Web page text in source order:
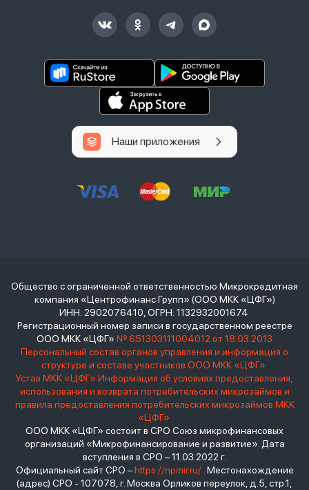
Наши приложения
Общество с ограниченной ответственностью Микрокредитная
компания «Центрофинанс Групп» (ООО МКК «ЦФГ»)
ИНН: 2902076410, ОГРН: 1132932001674
Регистрационный номер записи в государственном реестре
ООО МКК «ЦФГ» № 651303111004012 от 18.03.2013
Персональный состав органов управления и информация о
структуре и составе участников ООО МКК «ЦФГ»
Устав МКК «ЦФГ» Информация об условиях предоставления,
использования и возврата потребительских микрозаймов и
правила предоставления потребительских микрозаймов МКК
«ЦФГ»
ООО МКК «ЦФГ» состоит в СРО Союз микрофинансовых
организаций «Микрофинансирование и развитие». Дата
вступления в СРО – 11.03.2022 г.
Официальный сайт СРО –https://npmir.ru/. Местонахождение
(адрес) СРО - 107078, г. Москва Орликов переулок, д.5, стр.1,